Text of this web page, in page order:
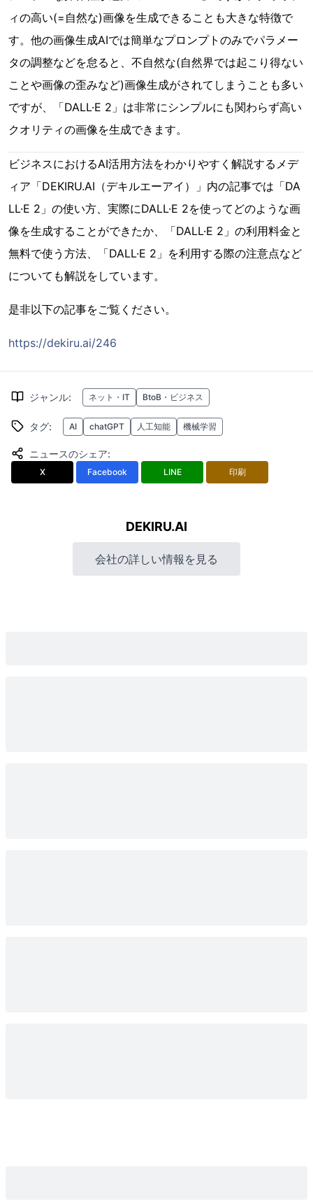
ィの高い(=自然な)画像を生成できることも大きな特徴で
す。他の画像生成AIでは簡単なプロンプトのみでパラメー
タの調整などを怠ると、不自然な(自然界では起こり得ない
ことや画像の歪みなど)画像生成がされてしまうことも多い
ですが、「DALL·E 2」は非常にシンプルにも関わらず高い
クオリティの画像を生成できます。
ビジネスにおけるAI活用方法をわかりやすく解説するメデ
ィア「DEKIRU.AI（デキルエーアイ）」内の記事では「DA
LL·E 2」の使い方、実際にDALL·E 2を使ってどのような画
像を生成することができたか、「DALL·E 2」の利用料金と
無料で使う方法、「DALL·E 2」を利用する際の注意点など
についても解説をしています。
是非以下の記事をご覧ください。
https://dekiru.ai/246
ジャンル: ネット・IT BtoB・ビジネス
タグ: AI chatGPT 人工知能 機械学習
ニュースのシェア:
X Facebook LINE 印刷
DEKIRU.AI
会社の詳しい情報を見る